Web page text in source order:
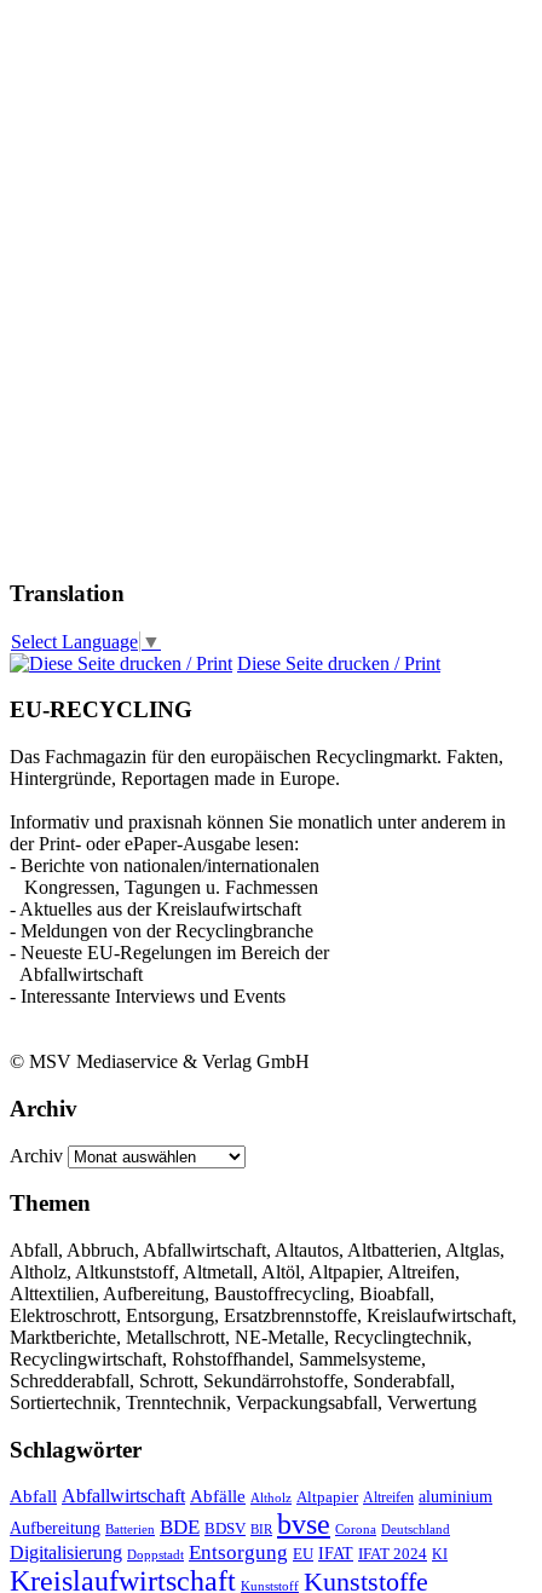
Translation
Select Language ▼
Diese Seite drucken / Print
EU-RECYCLING
Das Fachmagazin für den europäischen Recyclingmarkt. Fakten,
Hintergründe, Reportagen made in Europe.
Informativ und praxisnah können Sie monatlich unter anderem in
der Print- oder ePaper-Ausgabe lesen:
- Berichte von nationalen/internationalen
Kongressen, Tagungen u. Fachmessen
- Aktuelles aus der Kreislaufwirtschaft
- Meldungen von der Recyclingbranche
- Neueste EU-Regelungen im Bereich der
Abfallwirtschaft
- Interessante Interviews und Events
© MSV Mediaservice & Verlag GmbH
Archiv
Archiv
Themen
Abfall, Abbruch, Abfallwirtschaft, Altautos, Altbatterien, Altglas,
Altholz, Altkunststoff, Altmetall, Altöl, Altpapier, Altreifen,
Alttextilien, Aufbereitung, Baustoffrecycling, Bioabfall,
Elektroschrott, Entsorgung, Ersatzbrennstoffe, Kreislaufwirtschaft,
Marktberichte, Metallschrott, NE-Metalle, Recyclingtechnik,
Recyclingwirtschaft, Rohstoffhandel, Sammelsysteme,
Schredderabfall, Schrott, Sekundärrohstoffe, Sonderabfall,
Sortiertechnik, Trenntechnik, Verpackungsabfall, Verwertung
Schlagwörter
Abfall Abfallwirtschaft Abfälle Altholz Altpapier Altreifen aluminium
Aufbereitung Batterien BDE BDSV BIR bvse Corona Deutschland
Digitalisierung Doppstadt Entsorgung EU IFAT IFAT 2024 KI
Kreislaufwirtschaft Kunststoff Kunststoffe